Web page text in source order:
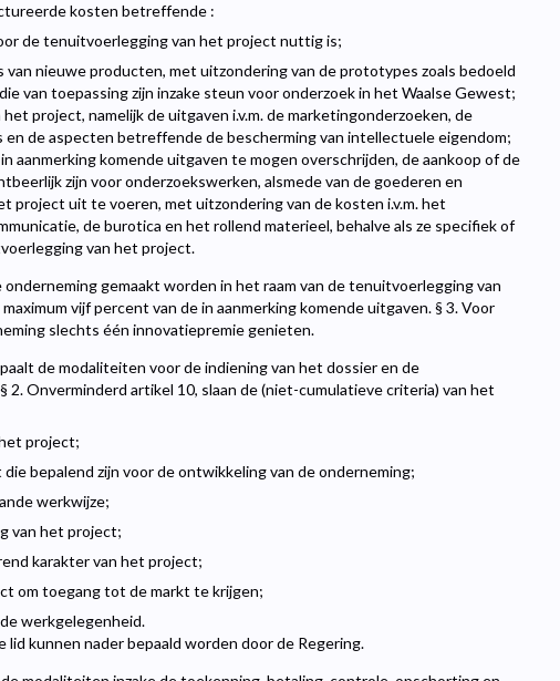
kosten betreffende :
de tenuitvoerlegging van het project nuttig is;
van nieuwe producten, met uitzondering van de prototypes zoals bedoeld
van toepassing zijn inzake steun voor onderzoek in het Waalse Gewest;
project, namelijk de uitgaven i.v.m. de marketingonderzoeken, de
de aspecten betreffende de bescherming van intellectuele eigendom;
aanmerking komende uitgaven te mogen overschrijden, de aankoop of de
zijn voor onderzoekswerken, alsmede van de goederen en
project uit te voeren, met uitzondering van de kosten i.v.m. het
de burotica en het rollend materieel, behalve als ze specifiek of
van het project.
gemaakt worden in het raam van de tenuitvoerlegging van
vijf percent van de in aanmerking komende uitgaven. § 3. Voor
slechts één innovatiepremie genieten.
de modaliteiten voor de indiening van het dossier en de
2. Onverminderd artikel 10, slaan de (niet-cumulatieve criteria) van het
project;
bepalend zijn voor de ontwikkeling van de onderneming;
werkwijze;
van het project;
karakter van het project;
om toegang tot de markt te krijgen;
werkgelegenheid.
kunnen nader bepaald worden door de Regering.